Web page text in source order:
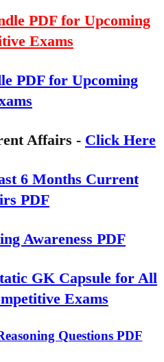
PDF for Upcoming
Exams
PDF for Upcoming
Affairs - Click Here
6 Months Current
PDF
Awareness PDF
GK Capsule for All
Exams
Questions PDF